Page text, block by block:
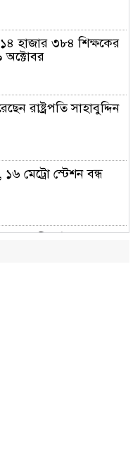
১৪ হাজার ৩৮৪ শিক্ষকের
অক্টোবর
রাষ্ট্রপতি সাহাবুদ্দিন
১৬ মেট্রো স্টেশন বন্ধ
নেই, পথে পথে